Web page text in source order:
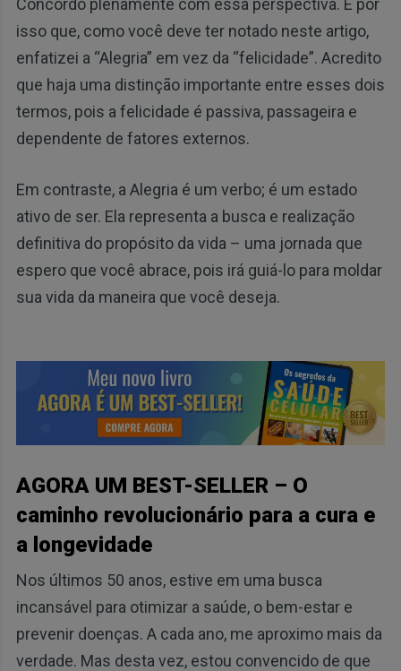
Concordo plenamente com essa perspectiva. É por
isso que, como você deve ter notado neste artigo,
enfatizei a “Alegria” em vez da “felicidade”. Acredito
que haja uma distinção importante entre esses dois
termos, pois a felicidade é passiva, passageira e
dependente de fatores externos.
Em contraste, a Alegria é um verbo; é um estado
ativo de ser. Ela representa a busca e realização
definitiva do propósito da vida – uma jornada que
espero que você abrace, pois irá guiá-lo para moldar
sua vida da maneira que você deseja.
AGORA UM BEST-SELLER – O
caminho revolucionário para a cura e
a longevidade
Nos últimos 50 anos, estive em uma busca
incansável para otimizar a saúde, o bem-estar e
prevenir doenças. A cada ano, me aproximo mais da
verdade. Mas desta vez, estou convencido de que